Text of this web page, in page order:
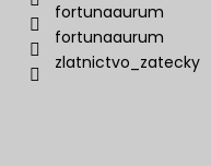
fortunaaurum
fortunaaurum
zlatnictvo_zatecky